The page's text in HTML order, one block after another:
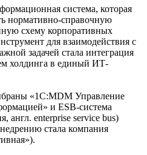
система, которая
нормативно-справочную
схему корпоративных
для взаимодействия с
задачей стала интеграция
холдинга в единый ИТ-
«1С:MDM Управление
и ESB-система
англ. enterprise service bus)
стала компания